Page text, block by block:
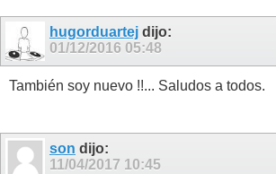
hugorduartej dijo:
01/12/2016 05:48
También soy nuevo !!... Saludos a todos.
son dijo:
11/04/2017 10:45